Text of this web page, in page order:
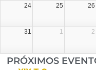
24 25 26
31 1 2
PRÓXIMOS